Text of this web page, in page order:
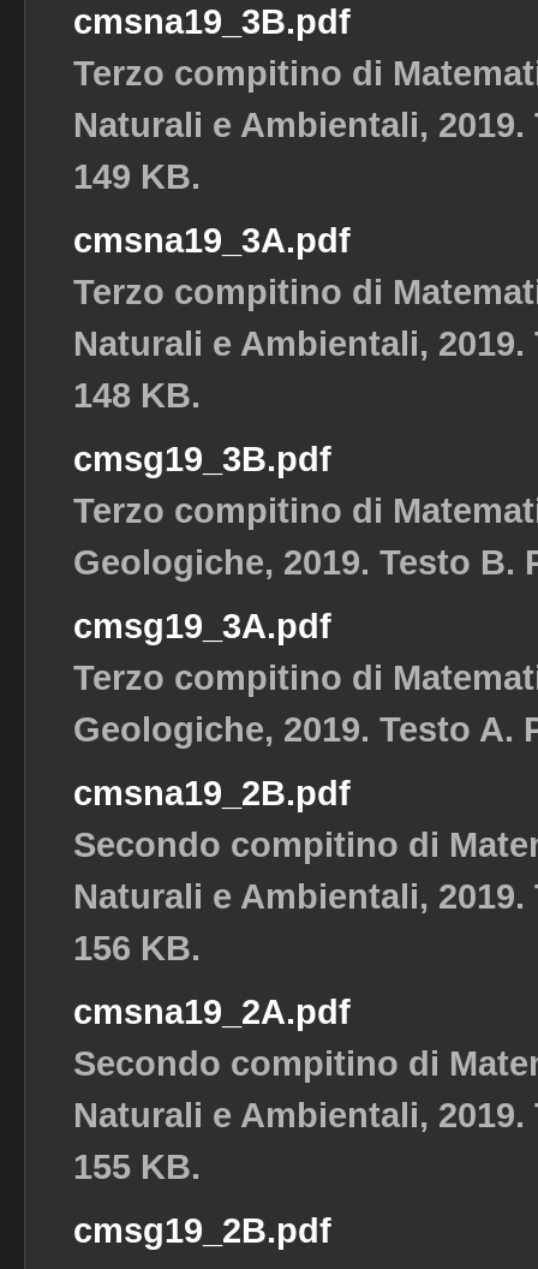
cmsna19_3B.pdf
Terzo compitino di
Naturali e Ambientali,
149 KB.
cmsna19_3A.pdf
Terzo compitino di
Naturali e Ambientali,
148 KB.
cmsg19_3B.pdf
Terzo compitino di
Geologiche, 2019. Testo B.
cmsg19_3A.pdf
Terzo compitino di
Geologiche, 2019. Testo A.
cmsna19_2B.pdf
Secondo compitino di
Naturali e Ambientali,
156 KB.
cmsna19_2A.pdf
Secondo compitino di
Naturali e Ambientali,
155 KB.
cmsg19_2B.pdf